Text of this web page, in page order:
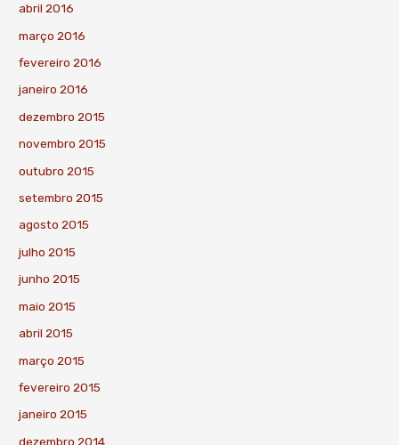
abril 2016
março 2016
fevereiro 2016
janeiro 2016
dezembro 2015
novembro 2015
outubro 2015
setembro 2015
agosto 2015
julho 2015
junho 2015
maio 2015
abril 2015
março 2015
fevereiro 2015
janeiro 2015
dezembro 2014